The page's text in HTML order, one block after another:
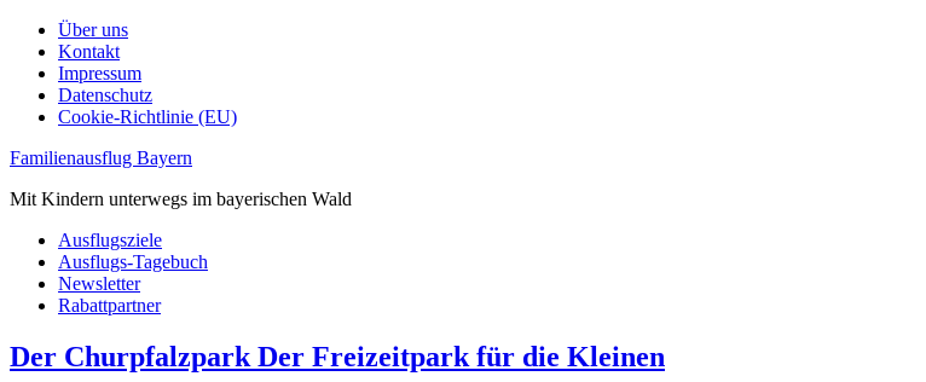
Über uns
Kontakt
Impressum
Datenschutz
Cookie-Richtlinie (EU)
Familienausflug Bayern
Mit Kindern unterwegs im bayerischen Wald
Ausflugsziele
Ausflugs-Tagebuch
Newsletter
Rabattpartner
Der Churpfalzpark Der Freizeitpark für die Kleinen